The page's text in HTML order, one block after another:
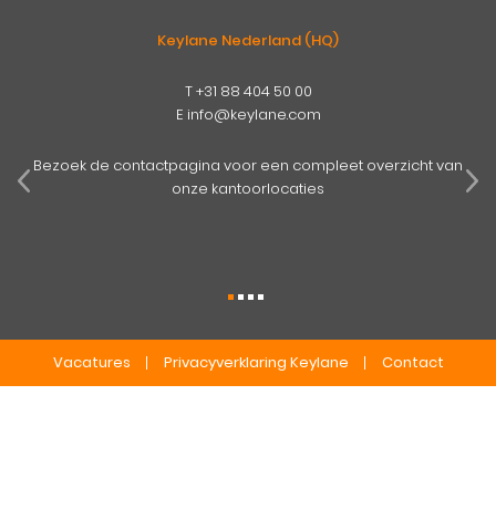
Keylane Nederland (HQ)
T+31 88 404 50 00
E info@keylane.com
Bezoek de contactpagina voor een compleet overzicht van
onze kantoorlocaties
Vacatures Privacyverklaring Keylane Contact